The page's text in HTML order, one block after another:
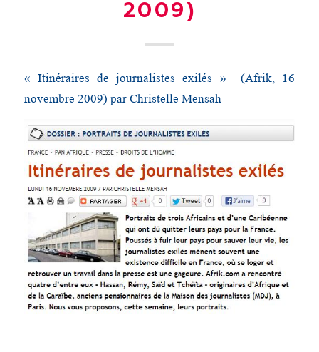
2009)
« Itinéraires de journalistes exilés » (Afrik, 16
novembre 2009) par Christelle Mensah